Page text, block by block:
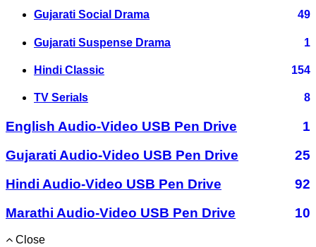
Gujarati Social Drama 49
Gujarati Suspense Drama 1
Hindi Classic 154
TV Serials 8
English Audio-Video USB Pen Drive
1
Gujarati Audio-Video USB Pen Drive
25
Hindi Audio-Video USB Pen Drive
92
Marathi Audio-Video USB Pen Drive
10
Close